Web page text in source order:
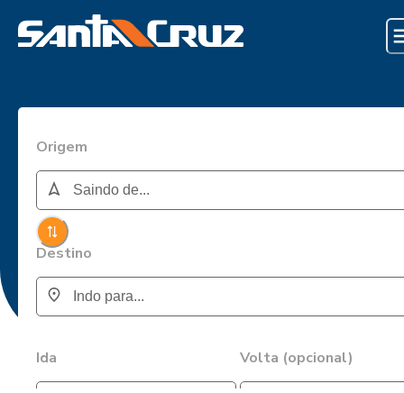
Origem
Destino
Ida Volta (opcional)